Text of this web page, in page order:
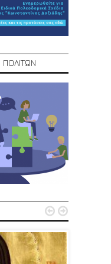
 